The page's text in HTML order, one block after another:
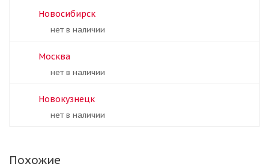
Новосибирск
Нет в наличии
Москва
Нет в наличии
Новокузнецк
Нет в наличии
Похожие